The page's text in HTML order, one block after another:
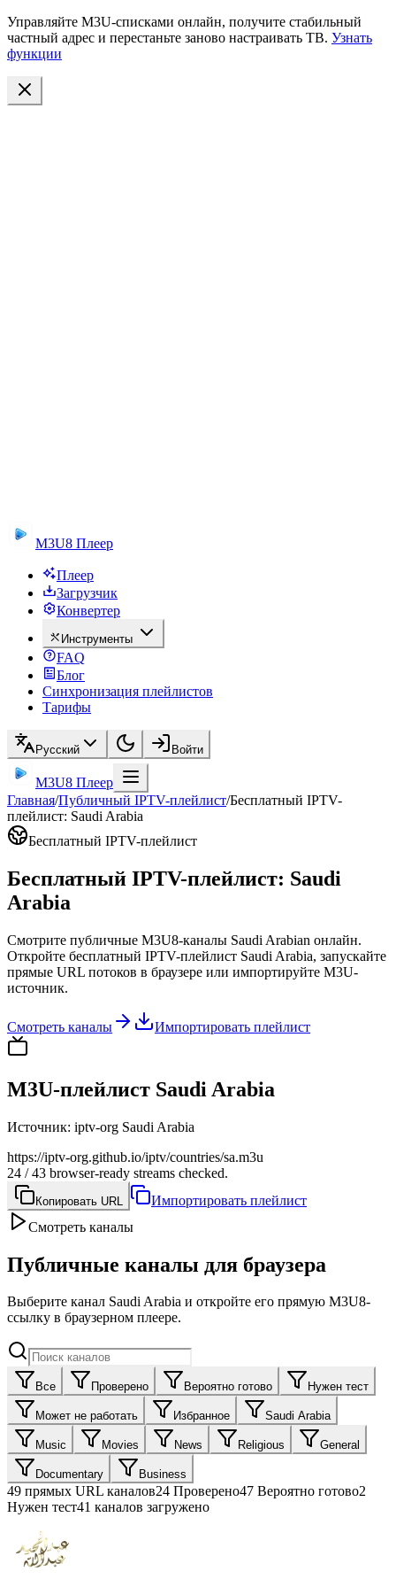
Управляйте M3U-списками онлайн, получите стабильный
частный адрес и перестаньте заново настраивать ТВ. Узнать
функции
M3U8 Плеер
Плеер
Загрузчик
Конвертер
Инструменты
FAQ
Блог
Синхронизация плейлистов
Тарифы
Русский Войти
M3U8 Плеер
Главная/Публичный IPTV-плейлист/Бесплатный IPTV-
плейлист: Saudi Arabia
Бесплатный IPTV-плейлист
Бесплатный IPTV-плейлист: Saudi
Arabia
Смотрите публичные M3U8-каналы Saudi Arabian онлайн.
Откройте бесплатный IPTV-плейлист Saudi Arabia, запускайте
прямые URL потоков в браузере или импортируйте M3U-
источник.
Смотреть каналы Импортировать плейлист
M3U-плейлист Saudi Arabia
Источник: iptv-org Saudi Arabia
https://iptv-org.github.io/iptv/countries/sa.m3u
24 / 43 browser-ready streams checked.
Копировать URL
Импортировать плейлист
Смотреть каналы
Публичные каналы для браузера
Выберите канал Saudi Arabia и откройте его прямую M3U8-
ссылку в браузерном плеере.
Все Проверено Вероятно готово Нужен тест
Может не работать Избранное Saudi Arabia
Music Movies News Religious General
Documentary Business
49 прямых URL каналов24 Проверено47 Вероятно готово2
Нужен тест41 каналов загружено